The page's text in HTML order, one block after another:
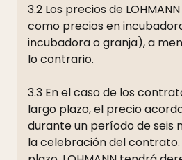
3.2 Los precios de
como precios en
incubadora o granja), a
lo contrario.
3.3 En el caso de los
largo plazo, el precio
durante un período de seis
la celebración del contrato.